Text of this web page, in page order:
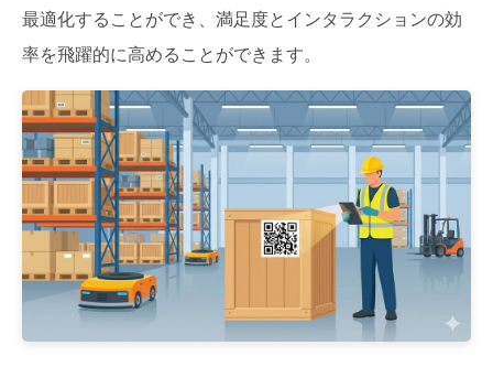
最適化することができ、満足度とインタラクションの効
率を飛躍的に高めることができます。